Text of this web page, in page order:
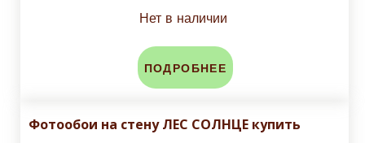
Нет в наличии
ПОДРОБНЕЕ
Фотообои на стену ЛЕС СОЛНЦЕ купить